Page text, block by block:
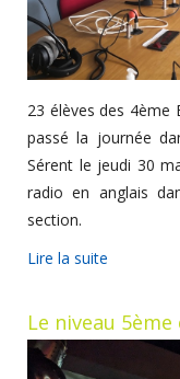
23 élèves des 4ème
passé la journée
Sérent le jeudi 30
radio en anglais
section.
Lire la suite
Le niveau